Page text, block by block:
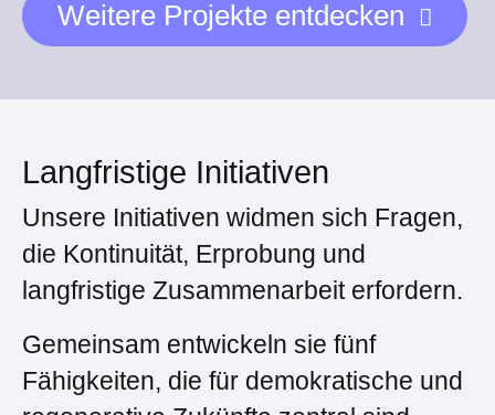
Weitere Projekte entdecken
Langfristige Initiativen
Unsere Initiativen widmen sich Fragen,
die Kontinuität, Erprobung und
langfristige Zusammenarbeit erfordern.
Gemeinsam entwickeln sie fünf
Fähigkeiten, die für demokratische und